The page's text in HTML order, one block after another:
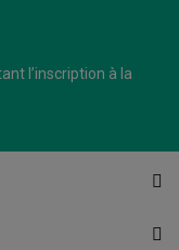
l’inscription à la